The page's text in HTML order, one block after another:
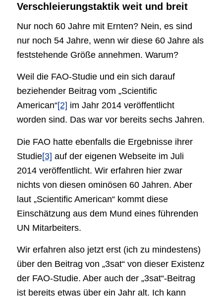
Verschleierungstaktik weit und breit
Nur noch 60 Jahre mit Ernten? Nein, es sind
nur noch 54 Jahre, wenn wir diese 60 Jahre als
feststehende Größe annehmen. Warum?
Weil die FAO-Studie und ein sich darauf
beziehender Beitrag vom „Scientific
American“[2] im Jahr 2014 veröffentlicht
worden sind. Das war vor bereits sechs Jahren.
Die FAO hatte ebenfalls die Ergebnisse ihrer
Studie[3] auf der eigenen Webseite im Juli
2014 veröffentlicht. Wir erfahren hier zwar
nichts von diesen ominösen 60 Jahren. Aber
laut „Scientific American“ kommt diese
Einschätzung aus dem Mund eines führenden
UN Mitarbeiters.
Wir erfahren also jetzt erst (ich zu mindestens)
über den Beitrag von „3sat“ von dieser Existenz
der FAO-Studie. Aber auch der „3sat“-Beitrag
ist bereits etwas über ein Jahr alt. Ich kann